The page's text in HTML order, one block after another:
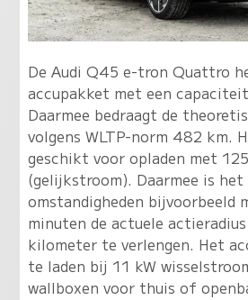
De Audi Q45 e-tron Quattro
accupakket met een
Daarmee bedraagt de
volgens WLTP-norm 482 km.
geschikt voor opladen met
(gelijkstroom). Daarmee is
omstandigheden bijvoorbeeld
minuten de actuele
kilometer te verlengen. Het
te laden bij 11 kW
wallboxen voor thuis of